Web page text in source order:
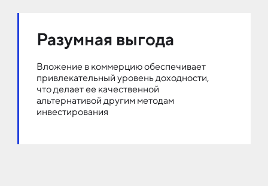
Разумная выгода
Вложение в коммерцию обеспечивает
привлекательный уровень доходности,
что делает ее качественной
альтернативой другим методам
инвестирования